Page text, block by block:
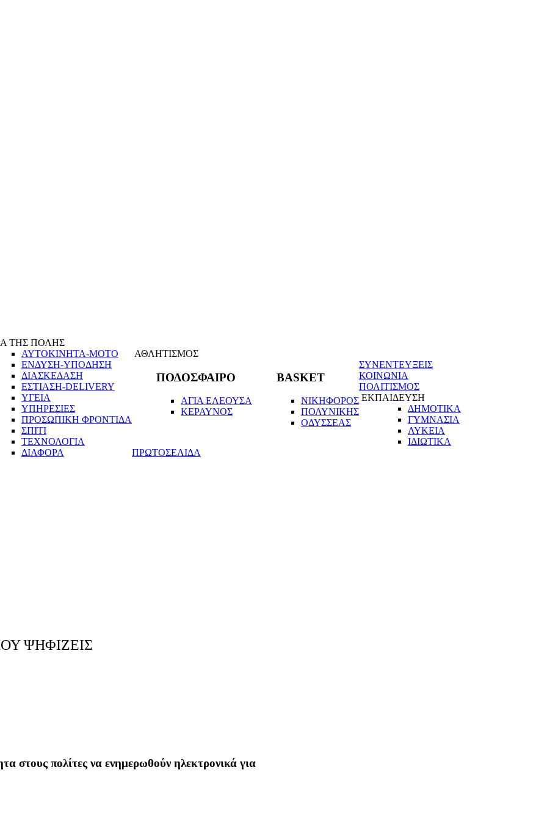
ΤΗΣ ΠΟΛΗΣ
ΑΥΤΟΚΙΝΗΤΑ-ΜΟΤΟ
ΕΝΔΥΣΗ-ΥΠΟΔΗΣΗ
ΔΙΑΣΚΕΔΑΣΗ
ΕΣΤΙΑΣΗ-DELIVERY
ΥΓΕΙΑ
ΥΠΗΡΕΣΙΕΣ
ΠΡΟΣΩΠΙΚΗ ΦΡΟΝΤΙΔΑ
ΣΠΙΤΙ
ΤΕΧΝΟΛΟΓΙΑ
ΔΙΑΦΟΡΑ
ΑΘΛΗΤΙΣΜΟΣ
ΠΟΔΟΣΦΑΙΡΟ
ΑΓΙΑ ΕΛΕΟΥΣΑ
ΚΕΡΑΥΝΟΣ
BASKET
ΝΙΚΗΦΟΡΟΣ
ΠΟΛΥΝΙΚΗΣ
ΟΔΥΣΣΕΑΣ
ΣΥΝΕΝΤΕΥΞΕΙΣ
ΚΟΙΝΩΝΙΑ
ΠΟΛΙΤΙΣΜΟΣ
ΕΚΠΑΙΔΕΥΣΗ
ΔΗΜΟΤΙΚΑ
ΓΥΜΝΑΣΙΑ
ΛΥΚΕΙΑ
ΙΔΙΩΤΙΚΑ
ΠΡΩΤΟΣΕΛΙΔΑ
ΨΗΦΙΖΕΙΣ
στους πολίτες να ενημερωθούν ηλεκτρονικά για